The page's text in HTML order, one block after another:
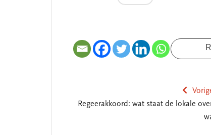
Regeerakkoord: wat staat de lokale